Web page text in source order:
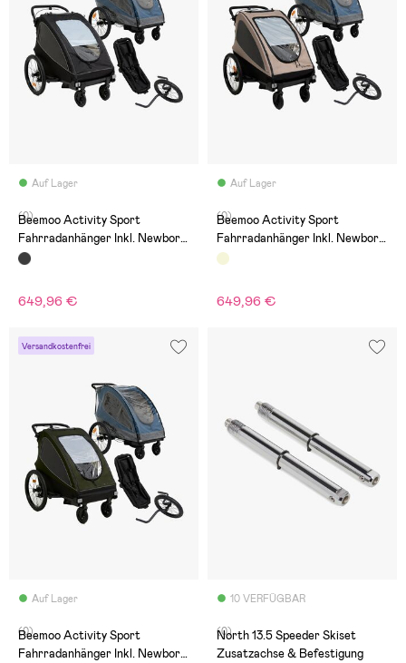
Auf Lager
(0)
Beemoo Activity Sport
Fahrradanhänger Inkl. Newborn
Set, Jogging-Set &
649,96 €
Auf Lager
(0)
Beemoo Activity Sport
Fahrradanhänger Inkl. Newborn
Set, Jogging-Set &
649,96 €
Versandkostenfrei
Auf Lager
(0)
Beemoo Activity Sport
Fahrradanhänger Inkl. Newborn
10 VERFÜGBAR
(0)
North 13.5 Speeder Skiset
Zusatzachse & Befestigung